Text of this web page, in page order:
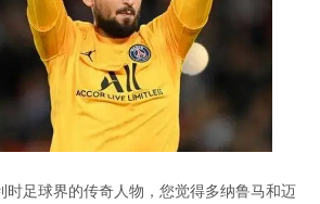
时足球界的传奇人物，您觉得多纳鲁马和迈